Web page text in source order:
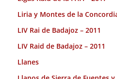
Liria y Montes de la
LIV Rai de Badajoz – 2011
LIV Raid de Badajoz – 2011
Llanes